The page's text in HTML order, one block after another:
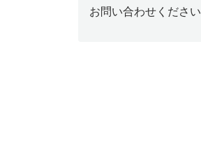
お問い合わせください